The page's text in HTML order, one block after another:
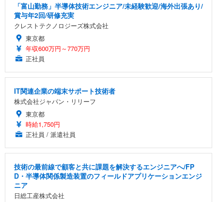
「富山勤務」半導体技術エンジニア/未経験歓迎/海外出張あり/
賞与年2回/研修充実
クレストテクノロジーズ株式会社
東京都
年収600万円～770万円
正社員
IT関連企業の端末サポート技術者
株式会社ジャパン・リリーフ
東京都
時給1,750円
正社員 / 派遣社員
技術の最前線で顧客と共に課題を解決するエンジニアへ/FP
D・半導体関係製造装置のフィールドアプリケーションエンジ
ニア
日総工産株式会社